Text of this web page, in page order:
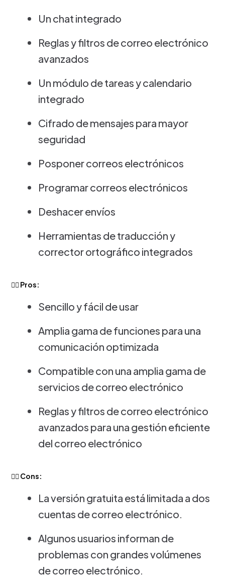
Un chat integrado
Reglas y filtros de correo electrónico
avanzados
Un módulo de tareas y calendario
integrado
Cifrado de mensajes para mayor
seguridad
Posponer correos electrónicos
Programar correos electrónicos
Deshacer envíos
Herramientas de traducción y
corrector ortográfico integrados
👍🏻 Pros:
Sencillo y fácil de usar
Amplia gama de funciones para una
comunicación optimizada
Compatible con una amplia gama de
servicios de correo electrónico
Reglas y filtros de correo electrónico
avanzados para una gestión eficiente
del correo electrónico
👎🏻 Cons:
La versión gratuita está limitada a dos
cuentas de correo electrónico.
Algunos usuarios informan de
problemas con grandes volúmenes
de correo electrónico.